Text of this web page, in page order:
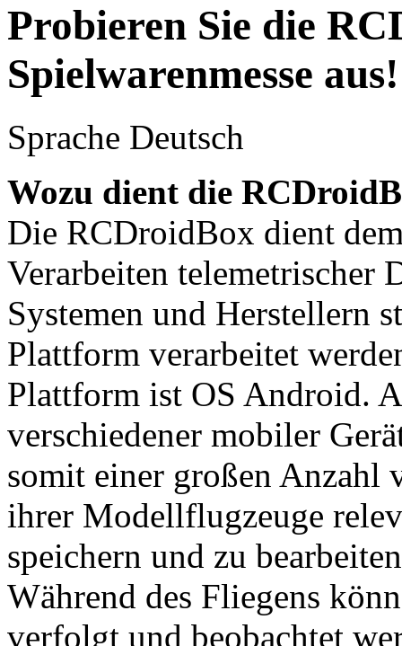
Probieren Sie die
Spielwarenmesse aus!
Sprache Deutsch
Wozu dient die
Die RCDroidBox dient
Verarbeiten telemetrischer
Systemen und Herstellern
Plattform verarbeitet
Plattform ist OS Android.
verschiedener mobiler
somit einer großen Anzahl
ihrer Modellflugzeuge
speichern und zu
Während des Fliegens
verfolgt und beobachtet